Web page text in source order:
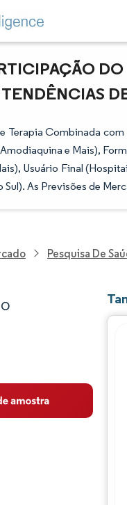
Terapia Combinada
e Mais),
Usuário Final
As Previsões de
Pesquisa De
de mercado